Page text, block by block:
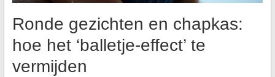
Ronde gezichten en chapkas:
hoe het ‘balletje-effect’ te
vermijden